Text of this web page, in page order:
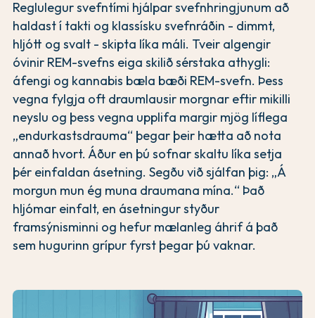
Reglulegur svefntími hjálpar svefnhringjunum að
haldast í takti og klassísku svefnráðin - dimmt,
hljótt og svalt - skipta líka máli. Tveir algengir
óvinir REM-svefns eiga skilið sérstaka athygli:
áfengi og kannabis bæla bæði REM-svefn. Þess
vegna fylgja oft draumlausir morgnar eftir mikilli
neyslu og þess vegna upplifa margir mjög líflega
„endurkastsdrauma“ þegar þeir hætta að nota
annað hvort. Áður en þú sofnar skaltu líka setja
þér einfaldan ásetning. Segðu við sjálfan þig: „Á
morgun mun ég muna draumana mína.“ Það
hljómar einfalt, en ásetningur styður
framsýnisminni og hefur mælanleg áhrif á það
sem hugurinn grípur fyrst þegar þú vaknar.